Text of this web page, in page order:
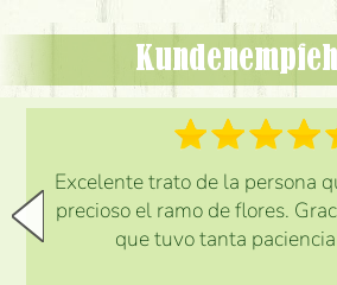
Excelente trato de la persona
precioso el ramo de flores.
que tuvo tanta